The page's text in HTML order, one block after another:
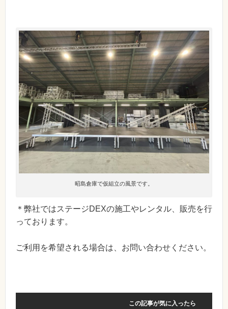
昭島倉庫で仮組立の風景です。
＊弊社ではステージDEXの施工やレンタル、販売を行
っております。
ご利用を希望される場合は、お問い合わせください。
この記事が気に入ったら